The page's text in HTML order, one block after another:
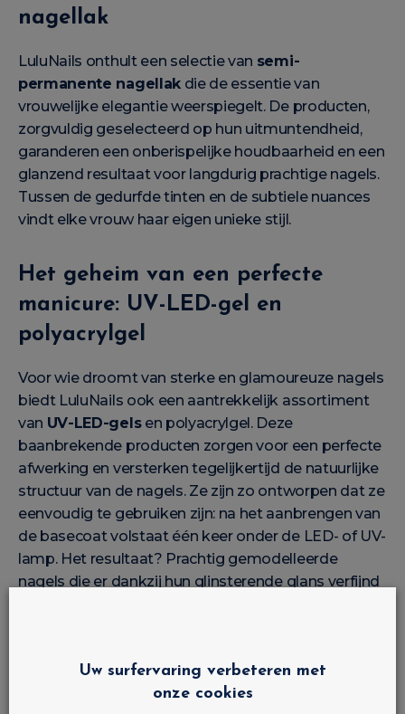
nagellak
LuluNails onthult een selectie van semi-
permanente nagellakdie de essentie van
vrouwelijke elegantie weerspiegelt. De producten,
zorgvuldig geselecteerd op hun uitmuntendheid,
garanderen een onberispelijke houdbaarheid en een
glanzend resultaat voor langdurig prachtige nagels.
Tussen de gedurfde tinten en de subtiele nuances
vindt elke vrouw haar eigen unieke stijl.
Het geheim van een perfecte
manicure: UV-LED-gel en
polyacrylgel
Voor wie droomt van sterke en glamoureuze nagels
biedt LuluNails ook een aantrekkelijk assortiment
van UV-LED-gelsen polyacrylgel. Deze
baanbrekende producten zorgen voor een perfecte
afwerking en versterken tegelijkertijd de natuurlijke
structuur van de nagels. Ze zijn zo ontworpen dat ze
eenvoudig te gebruiken zijn: na het aanbrengen van
de basecoat volstaat één keer onder de LED- of UV-
lamp. Het resultaat? Prachtig gemodelleerde
nagels die er dankzij hun glinsterende glans verfijnd
Capsules en accessoires: de
finishing touch voor je kunstnagels
Uw surfervaring verbeteren met
onze cookies